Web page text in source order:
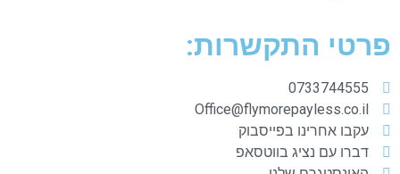
פרטי התקשרות:
0733744555
Office@flymorepayless.co.il
עקבו אחרינו בפייסבוק
דברו עם נציג בווטסאפ